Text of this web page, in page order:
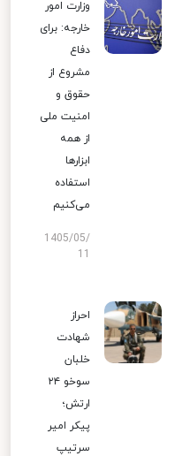
وزارت امور
خارجه: برای
دفاع
مشروع از
حقوق و
امنیت ملی
از همه
ابزارها
استفاده
می‌کنیم
1405/05/
احراز
شهادت
خلبان
سوخو ۲۴
ارتش؛
پیکر امیر
سرتیپ